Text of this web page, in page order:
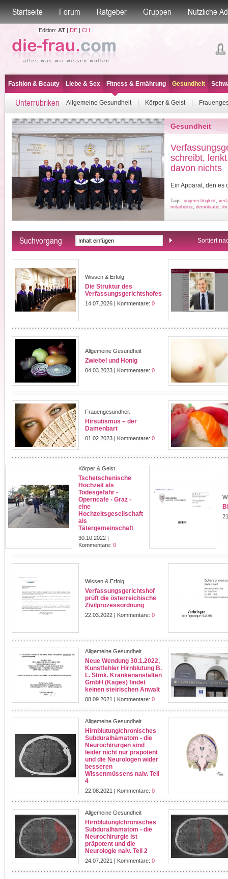
Startseite Forum Ratgeber Gruppen Nützliche
Edition: AT| DE| CH
Fashion & Beauty Liebe & Sex Fitness & Ernährung Gesundheit
Unterrubriken Allgemeine Gesundheit| Körper & Geist|
Gesundheit
schreibt,
davon nichts
Ein Apparat, den es
Tags: ungerechtigkeit,
mitarbeiter, demokratie,
Suchvorgang Sortiert
Wissen & Erfolg
Die Struktur des
Verfassungsgerichtshofes
14.07.2026 | Kommentare: 0
Allgemeine Gesundheit
Zwiebel und Honig
04.03.2023 | Kommentare: 0
Frauengesundheit
Hirsutismus – der
Damenbart
01.02.2023 | Kommentare: 0
Körper & Geist
Tschetschenische
Hochzeit als
Todesgefahr -
Operncafe - Graz -
eine
Hochzeitsgesellschaft
als
Tätergemeinschaft
30.10.2022 |
Kommentare: 0
Wissen & Erfolg
Verfassungsgerichtshof
prüft die österreichische
Zivilprozessordnung
22.03.2022 | Kommentare: 0
Allgemeine Gesundheit
Neue Wendung 30.1.2022,
Kunstfehler Hirnblutung B.
L. Stmk. Krankenanstalten
GmbH (Kages) findet
keinen steirischen Anwalt
08.09.2021 | Kommentare: 0
Allgemeine Gesundheit
Hirnblutung/chronisches
Subduralhämatom - die
Neurochirurgen sind
leider nicht nur präpotent
und die Neurologen wider
besseren
Wissenmüssens naiv. Teil
4
22.08.2021 | Kommentare: 0
Allgemeine Gesundheit
Hirnblutung/chronisches
Subduralhämatom - die
Neurochirurgie ist
präpotent und die
Neurologie naiv. Teil 2
24.07.2021 | Kommentare: 0